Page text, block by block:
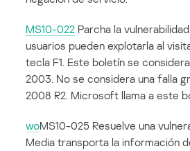
MS10-022 Parcha la
usuarios pueden explotarla al
tecla F1. Este boletín se
2003. No se considera una falla
2008 R2. Microsoft llama a este
woMS10-025 Resuelve una
Media transporta la información